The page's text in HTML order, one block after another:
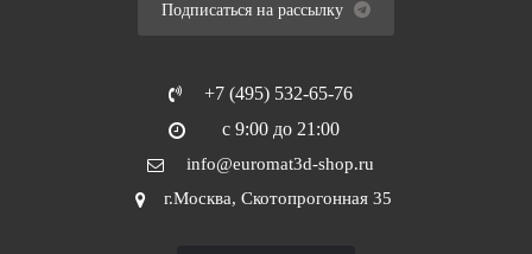
Подписаться на рассылку
+7 (495) 532-65-76
с 9:00 до 21:00
info@euromat3d-shop.ru
г.Москва, Скотопрогонная 35